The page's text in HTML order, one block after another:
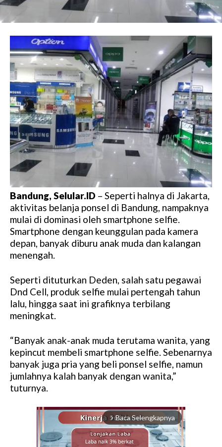
Bandung, Selular.ID – Seperti halnya di Jakarta,
aktivitas belanja ponsel di Bandung, nampaknya
mulai di dominasi oleh smartphone selfie.
Smartphone dengan keunggulan pada kamera
depan, banyak diburu anak muda dan kalangan
menengah.
Seperti dituturkan Deden, salah satu pegawai
Dnd Cell, produk selfie mulai pertengah tahun
lalu, hingga saat ini grafiknya terbilang
meningkat.
“Banyak anak-anak muda terutama wanita, yang
kepincut membeli smartphone selfie. Sebenarnya
banyak juga pria yang beli ponsel selfie, namun
jumlahnya kalah banyak dengan wanita,”
tuturnya.
arrow_forward_ios Baca Selengkapnya